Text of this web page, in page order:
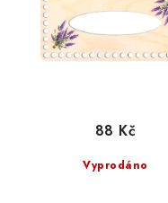
Vyprodáno
88 Kč